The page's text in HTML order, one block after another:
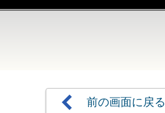
前の画面に戻る